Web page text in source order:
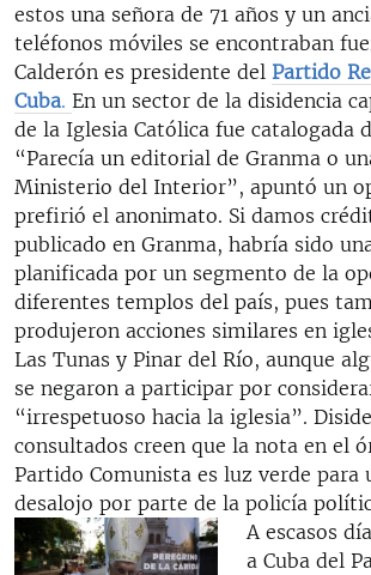
estos una señora de 71 años y un
teléfonos móviles se encontraban
Calderón es presidente del Partido
Cuba. En un sector de la disidencia
de la Iglesia Católica fue catalogada
“Parecía un editorial de Granma o
Ministerio del Interior”, apuntó un
prefirió el anonimato. Si damos
publicado en Granma, habría sido
planificada por un segmento de la
diferentes templos del país, pues
produjeron acciones similares en
Las Tunas y Pinar del Río, aunque
se negaron a participar por
“irrespetuoso hacia la iglesia”.
consultados creen que la nota en el
Partido Comunista es luz verde para
desalojo por parte de la policía
A escasos
a Cuba del